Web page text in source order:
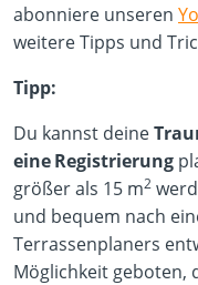
abonniere unseren
weitere Tipps und
Tipp:
Du kannst deine
eineRegistrierung
größer als 15 m2
und bequem nach
Terrassenplaners
Möglichkeit geboten,